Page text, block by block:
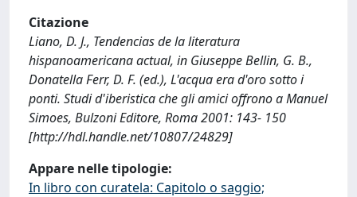
Citazione
Liano, D. J., Tendencias de la literatura
hispanoamericana actual, in Giuseppe Bellin, G. B.,
Donatella Ferr, D. F. (ed.), L'acqua era d'oro sotto i
ponti. Studi d'iberistica che gli amici offrono a Manuel
Simoes, Bulzoni Editore, Roma 2001: 143- 150
[http://hdl.handle.net/10807/24829]
Appare nelle tipologie:
In libro con curatela: Capitolo o saggio;